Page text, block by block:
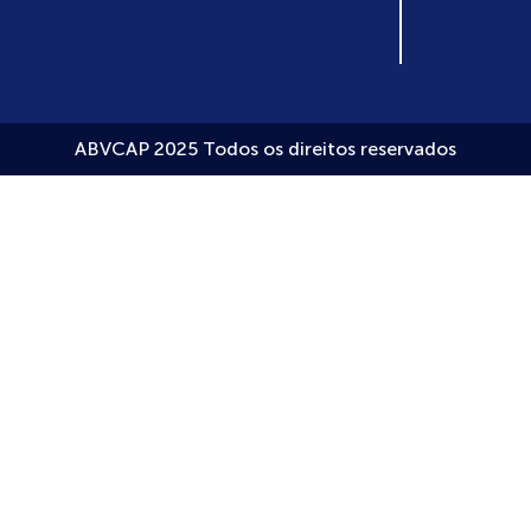
ABVCAP 2025 Todos os direitos reservados